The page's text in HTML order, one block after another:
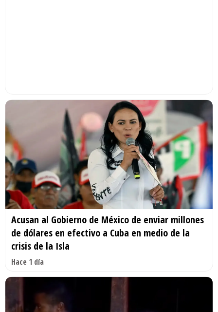
Acusan al Gobierno de México de enviar millones
de dólares en efectivo a Cuba en medio de la
crisis de la Isla
Hace 1 día